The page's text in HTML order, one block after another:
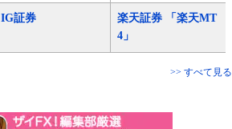
IG証券
楽天証券 「楽天MT
4」
>> すべて見る